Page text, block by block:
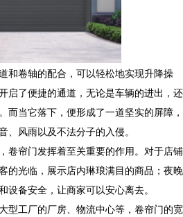
和卷轴的配合，可以轻松地实现升降操
启了便捷的通道，无论是车辆的进出，还
而当它落下，便形成了一道坚实的屏障，
风雨以及不法分子的入侵。
卷帘门发挥着至关重要的作用。对于店铺
的光临，展示店内琳琅满目的商品；夜晚
设备安全，让商家可以安心离去。
型工厂的厂房、物流中心等，卷帘门的宽